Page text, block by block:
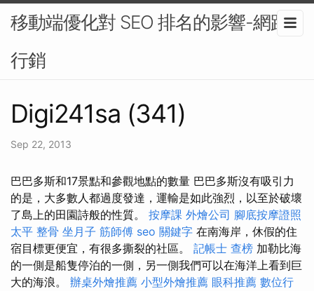
移動端優化對 SEO 排名的影響-網路
行銷
Digi241sa (341)
Sep 22, 2013
巴巴多斯和17景點和參觀地點的數量 巴巴多斯沒有吸引力
的是，大多數人都過度發達，運輸是如此強烈，以至於破壞
了島上的田園詩般的性質。 按摩課 外燴公司 腳底按摩證照
太平 整骨 坐月子 筋師傅 seo 關鍵字 在南海岸，休假的住
宿目標更便宜，有很多撕裂的社區。 記帳士 查榜 加勒比海
的一側是船隻停泊的一側，另一側我們可以在海洋上看到巨
大的海浪。 辦桌外燴推薦 小型外燴推薦 眼科推薦 數位行